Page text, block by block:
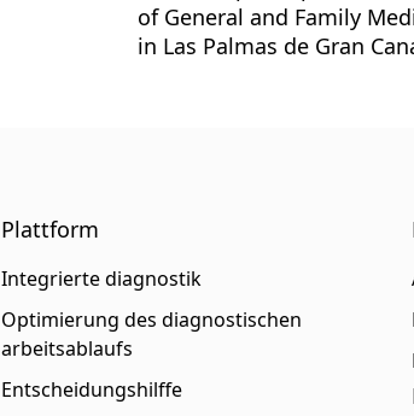
of General and Family
in Las Palmas de Gran
Plattform
Integrierte diagnostik
Optimierung des diagnostischen
arbeitsablaufs
Entscheidungshilffe